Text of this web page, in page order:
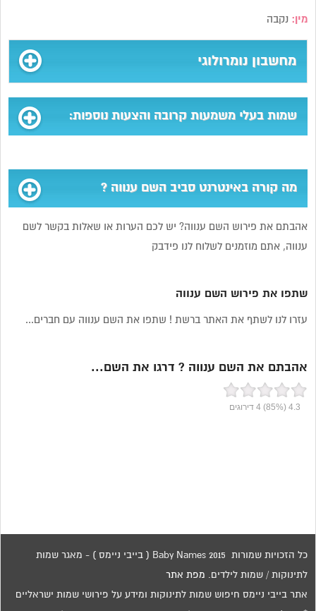
מין: נקבה
מחשבון נומרולוגי
שמות בעלי משמעות קרובה והצעות נוספות:
מה קורה באינטרנט סביב השם ענווה ?
אהבתם את פירוש השם ענווה? יש לכם הערות או שאלות בקשר לשם
ענווה, אתם מוזמנים לשלוח לנו פידבק
שתפו את פירוש השם ענווה
עזרו לנו לשתף את האתר ברשת ! שתפו את השם ענווה עם חברים...
אהבתם את השם ענווה ? דרגו את השם...
4.3
(85%)
4דירוגים
כל הזכויות שמורות 2015 Baby Names ( בייבי ניימס ) - מאגר שמות
לתינוקות / שמות לילדים. מפת אתר
אתר בייבי ניימס חיפוש שמות לתינוקות ומידע על פירושי שמות ישראליים